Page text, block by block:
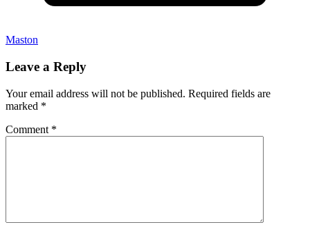
Maston
Leave a Reply
Your email address will not be published. Required fields are
marked *
Comment *